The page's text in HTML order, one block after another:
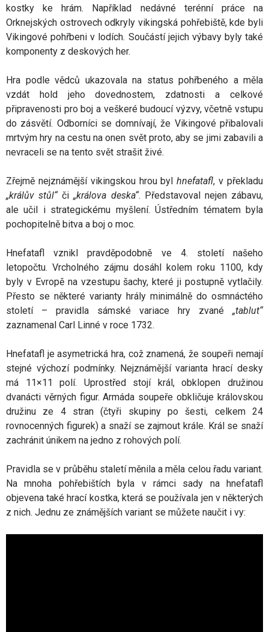
kostky ke hrám. Například nedávné terénní práce na
Orknejských ostrovech odkryly vikingská pohřebiště, kde byli
Vikingové pohřbeni v lodích. Součástí jejich výbavy byly také
komponenty z deskových her.
Hra podle vědců ukazovala na status pohřbeného a měla
vzdát hold jeho dovednostem, zdatnosti a celkové
připravenosti pro boj a veškeré budoucí výzvy, včetně vstupu
do zásvětí. Odborníci se domnívají, že Vikingové přibalovali
mrtvým hry na cestu na onen svět proto, aby se jimi zabavili a
nevraceli se na tento svět strašit živé.
Zřejmě nejznámější vikingskou hrou bylhnefatafl, v překladu
„králův stůl“či„králova deska“. Představoval nejen zábavu,
ale učil i strategickému myšlení. Ústředním tématem byla
pochopitelně bitva a boj o moc.
Hnefatafl vznikl pravděpodobně ve 4. století našeho
letopočtu. Vrcholného zájmu dosáhl kolem roku 1100, kdy
byly v Evropě na vzestupu šachy, které ji postupně vytlačily.
Přesto se některé varianty hrály minimálně do osmnáctého
století – pravidla sámské variace hry zvané „tablut“
zaznamenal Carl Linné v roce 1732.
Hnefatafl je asymetrická hra, což znamená, že soupeři nemají
stejné výchozí podmínky. Nejznámější varianta hrací desky
má 11×11 polí. Uprostřed stojí král, obklopen družinou
dvanácti věrných figur. Armáda soupeře obkličuje královskou
družinu ze 4 stran (čtyři skupiny po šesti, celkem 24
rovnocenných figurek) a snaží se zajmout krále. Král se snaží
zachránit únikem na jedno z rohových polí.
Pravidla se v průběhu staletí měnila a měla celou řadu variant.
Na mnoha pohřebištích byla v rámci sady na hnefatafl
objevena také hrací kostka, která se používala jen v některých
z nich. Jednu ze známějších variant se můžete naučit i vy: